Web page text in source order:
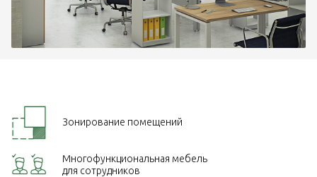
Зонирование помещений
Многофункциональная мебель
для сотрудников